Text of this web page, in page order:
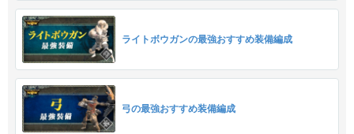
ライトボウガンの最強おすすめ装備編成
弓の最強おすすめ装備編成